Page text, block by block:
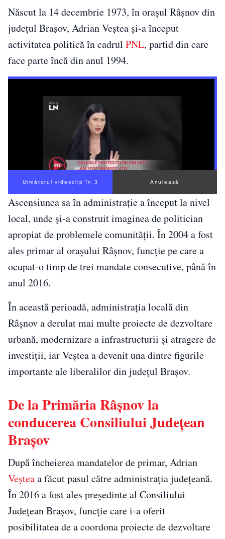
Născut la 14 decembrie 1973, în orașul Râșnov din
județul Brașov, Adrian Veștea și-a început
activitatea politică în cadrul PNL, partid din care
face parte încă din anul 1994.
Următorul videoclip în 2 Anulează
Ascensiunea sa în administrație a început la nivel
local, unde și-a construit imaginea de politician
apropiat de problemele comunității. În 2004 a fost
ales primar al orașului Râșnov, funcție pe care a
ocupat-o timp de trei mandate consecutive, până în
anul 2016.
În această perioadă, administrația locală din
Râșnov a derulat mai multe proiecte de dezvoltare
urbană, modernizare a infrastructurii și atragere de
investiții, iar Veștea a devenit una dintre figurile
importante ale liberalilor din județul Brașov.
De la Primăria Râșnov la
conducerea Consiliului Județean
Brașov
După încheierea mandatelor de primar, Adrian
Veșteaa făcut pasul către administrația județeană.
În 2016 a fost ales președinte al Consiliului
Județean Brașov, funcție care i-a oferit
posibilitatea de a coordona proiecte de dezvoltare